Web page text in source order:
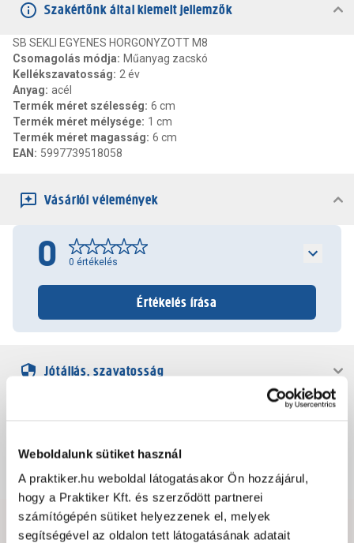
Weboldalunk sütiket használ
A praktiker.hu weboldal látogatásakor Ön hozzájárul,
hogy a Praktiker Kft. és szerződött partnerei
számítógépén sütiket helyezzenek el, melyek
segítségével az oldalon tett látogatásának adatait
Szakértőnk által kiemelt jellemzők
SB SEKLI EGYENES HORGONYZOTT M8
Csomagolás módja: Műanyag zacskó
Kellékszavatosság: 2 év
Anyag: acél
Termék méret szélesség: 6 cm
Termék méret mélysége: 1 cm
Termék méret magasság: 6 cm
EAN : 5997739518058
Vásárlói vélemények
0 0 értékelés
Értékelés írása
Jótállás, szavatosság
Dokumentumok, felelős személy
Hibát találtál az oldalon vagy a termék leírásában?